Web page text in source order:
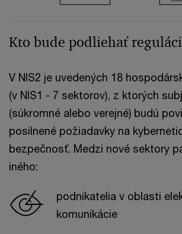
Kto bude podliehať
V NIS2 je uvedených 18
(v NIS1 - 7 sektorov), z ktorých
(súkromné alebo verejné) budú
posilnené požiadavky na
bezpečnosť. Medzi nové sektory
iného:
podnikatelia v oblasti
komunikácie